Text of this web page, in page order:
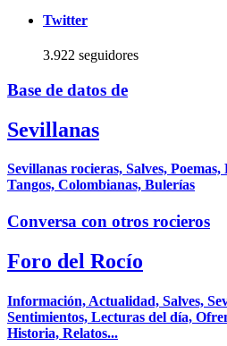
Twitter
3.922 seguidores
Base de datos de
Sevillanas
Sevillanas rocieras, Salves,
Tangos, Colombianas, Bulerías
Conversa con otros rocieros
Foro del Rocío
Información, Actualidad, Salves,
Sentimientos, Lecturas del día,
Historia, Relatos...